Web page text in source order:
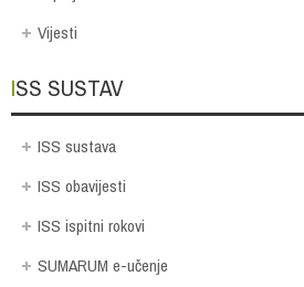
Vijesti
ISS SUSTAV
ISS sustava
ISS obavijesti
ISS ispitni rokovi
SUMARUM e-učenje